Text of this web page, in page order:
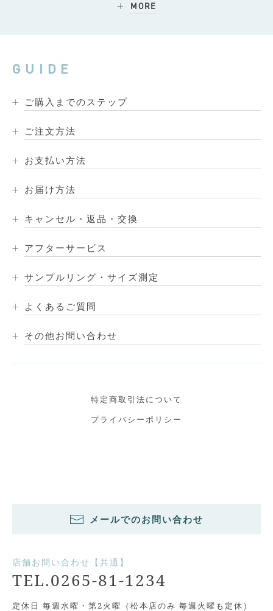
MORE
GUIDE
ご購入までのステップ
ご注文方法
お支払い方法
お届け方法
キャンセル・返品・交換
アフターサービス
サンプルリング・サイズ測定
よくあるご質問
その他お問い合わせ
特定商取引法について
プライバシーポリシー
メールでのお問い合わせ
店舗お問い合わせ【共通】
TEL.0265-81-1234
定休日 毎週水曜・第2火曜（松本店のみ 毎週火曜も定休）